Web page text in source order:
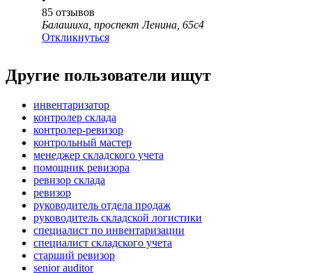
85 отзывов
Балашиха, проспект Ленина, 65с4
Откликнуться
Другие пользователи ищут
инвентаризатор
контролер склада
контролер-ревизор
контрольный мастер
менеджер складского учета
помощник ревизора
ревизор склада
ревизор
руководитель отдела продаж
руководитель складской логистики
специалист по инвентаризации
специалист складского учета
старший ревизор
senior auditor